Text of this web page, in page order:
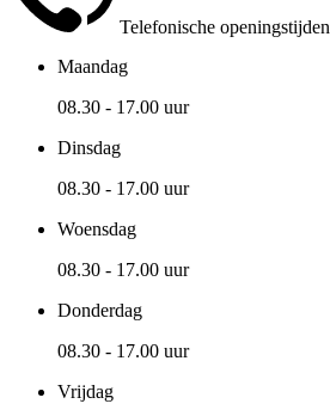
Telefonische openingstijden
Maandag
08.30 - 17.00 uur
Dinsdag
08.30 - 17.00 uur
Woensdag
08.30 - 17.00 uur
Donderdag
08.30 - 17.00 uur
Vrijdag